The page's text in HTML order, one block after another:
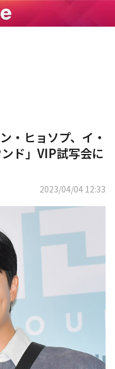
・ヒョソプ、イ・
ド」VIP試写会に
2023/04/04 12:33